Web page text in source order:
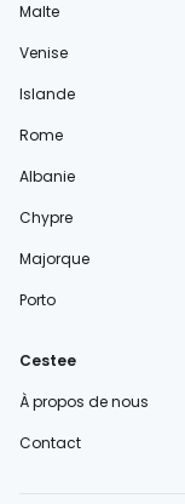
Malte
Venise
Islande
Rome
Albanie
Chypre
Majorque
Porto
Cestee
À propos de nous
Contact